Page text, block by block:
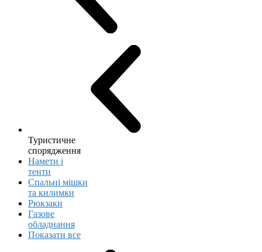
Туристичне
спорядження
Намети і
тенти
Спальні мішки
та килимки
Рюкзаки
Газове
обладнання
Показати все